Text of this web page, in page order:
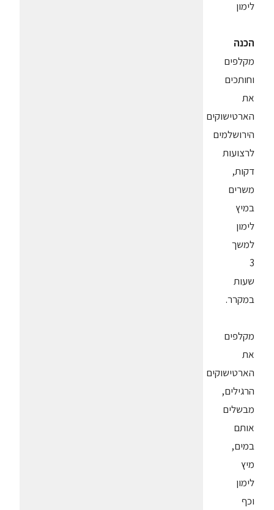
לימון
הכנה
מקלפים
וחותכים
את
הארטישוקים
הירושלמים
לרצועות
דקות,
משרים
במיץ
לימון
למשך
3
שעות
במקרר.
מקלפים
את
הארטישוקים
הרגילים,
מבשלים
אותם
במים,
מיץ
לימון
וכף